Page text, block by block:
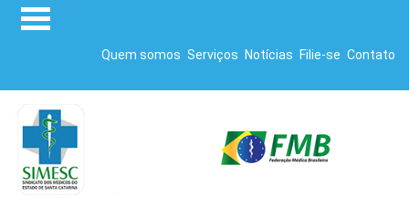
Quem somos Serviços Notícias Filie-se Contato